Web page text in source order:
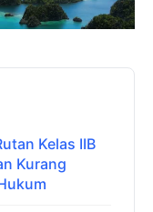
Kelas IIB
Kurang